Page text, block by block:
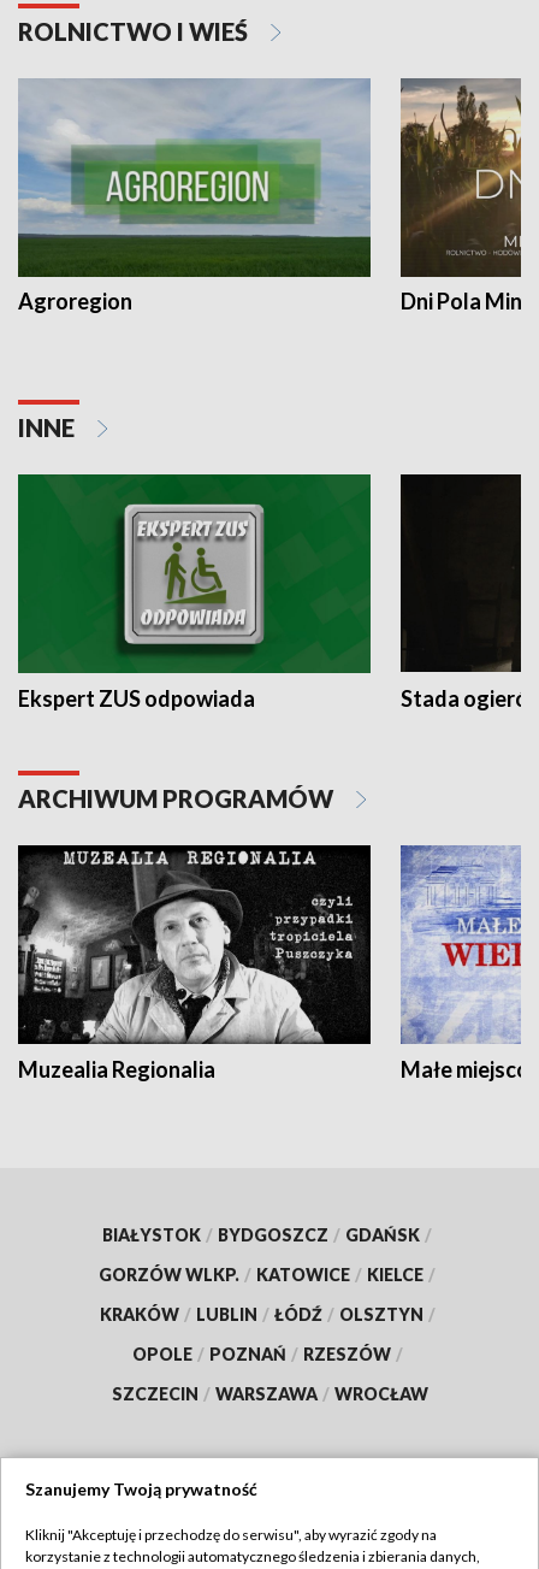
ROLNICTWO I WIEŚ
Agroregion Dni Pola
INNE
Ekspert ZUS odpowiada Stada
ARCHIWUM PROGRAMÓW
Muzealia Regionalia Małe
BIAŁYSTOK / BYDGOSZCZ / GDAŃSK /
GORZÓW WLKP. / KATOWICE / KIELCE /
KRAKÓW / LUBLIN / ŁÓDŹ / OLSZTYN /
OPOLE / POZNAŃ / RZESZÓW /
SZCZECIN / WARSZAWA / WROCŁAW
TVP
Szanujemy Twoją prywatność
Kliknij "Akceptuję i przechodzę do serwisu", aby wyrazić zgody na
korzystanie z technologii automatycznego śledzenia i zbierania danych,